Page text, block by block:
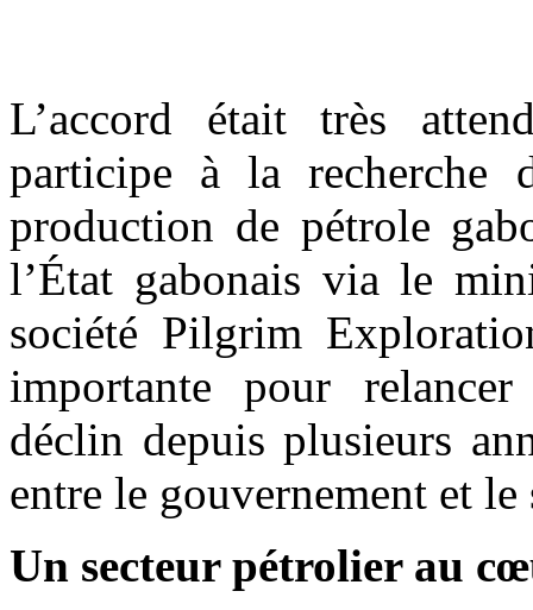
L’accord était très
participe à la recherche
production de pétrole
l’État gabonais via le
société Pilgrim
importante pour
déclin depuis plusieurs
entre le gouvernement et
Un secteur pétrolier au